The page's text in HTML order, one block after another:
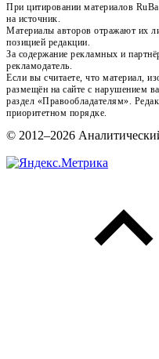
При цитировании материалов
на источник.
Материалы авторов отражают их
позицией редакции.
За содержание рекламных и
рекламодатель.
Если вы считаете, что материал,
размещён на сайте с нарушением
раздел «Правообладателям».
приоритетном порядке.
© 2012–2026